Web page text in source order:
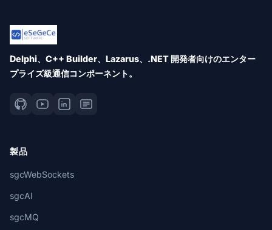
Delphi、C++ Builder、Lazarus、.NET 開発者向けのエンター
プライズ級通信コンポーネント。
製品
sgcWebSockets
sgcAI
sgcMQ